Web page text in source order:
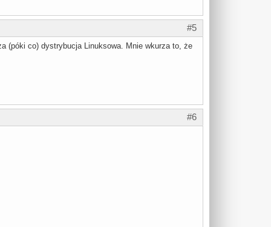
#5
(póki co) dystrybucja Linuksowa. Mnie wkurza to, że
#6